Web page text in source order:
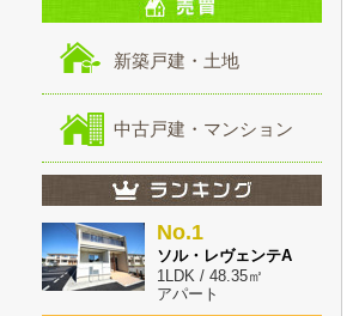
新築戸建・土地
中古戸建・マンション
No.1
ソル・レヴェンテA
1LDK / 48.35㎡
アパート